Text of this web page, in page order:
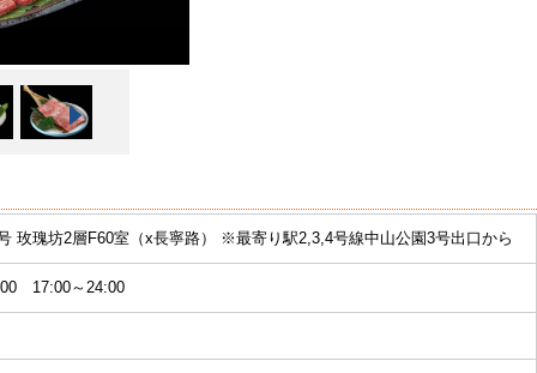
玫瑰坊2層F60室（x長寧路） ※最寄り駅2,3,4号線中山公園3号出口から
17:00～24:00